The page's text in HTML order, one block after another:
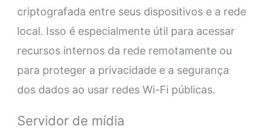
criptografada entre seus dispositivos e a rede
local. Isso é especialmente útil para acessar
recursos internos da rede remotamente ou
para proteger a privacidade e a segurança
dos dados ao usar redes Wi-Fi públicas.
Servidor de mídia